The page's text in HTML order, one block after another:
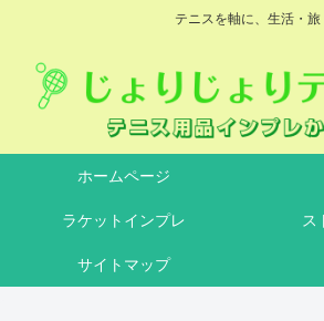
テニスを軸に、生活・旅
ホームページ
ラケットインプレ ス
サイトマップ